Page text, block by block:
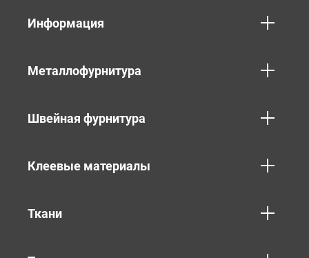
Информация
Металлофурнитура
Швейная фурнитура
Клеевые материалы
Ткани